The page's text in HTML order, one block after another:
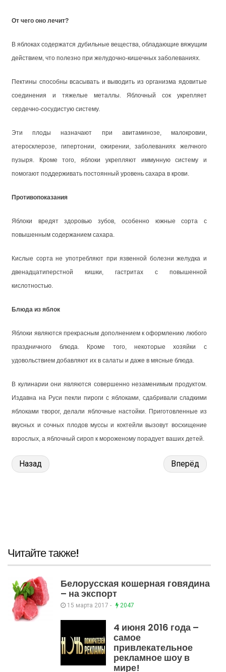
От чего оно лечит?
В яблоках содержатся дубильные вещества, обладающие вяжущим
действием, что полезно при желудочно-кишечных заболеваниях.
Пектины способны всасывать и выводить из организма ядовитые
соединения и тяжелые металлы. Яблочный сок укрепляет
сердечно-сосудистую систему.
Эти плоды назначают при авитаминозе, малокровии,
атеросклерозе, гипертонии, ожирении, заболеваниях желчного
пузыря. Кроме того, яблоки укрепляют иммунную систему и
помогают поддерживать постоянный уровень сахара в крови.
Противопоказания
Яблоки вредят здоровью зубов, особенно южные сорта с
повышенным содержанием сахара.
Кислые сорта не употребляют при язвенной болезни желудка и
двенадцатиперстной кишки, гастритах с повышенной
кислотностью.
Блюда из яблок
Яблоки являются прекрасным дополнением к оформлению любого
праздничного блюда. Кроме того, некоторые хозяйки с
удовольствием добавляют их в салаты и даже в мясные блюда.
В кулинарии они являются совершенно незаменимым продуктом.
Издавна на Руси пекли пироги с яблоками, сдабривали сладкими
яблоками творог, делали яблочные настойки. Приготовленные из
вкусных и сочных плодов муссы и коктейли вызовут восхищение
взрослых, а яблочный сироп к мороженому порадует ваших детей.
Назад Вперёд
Читайте также!
Белорусская кошерная говядина
– на экспорт
15 марта 2017 - 2047
4 июня 2016 года –
самое
привлекательное
рекламное шоу в
мире!